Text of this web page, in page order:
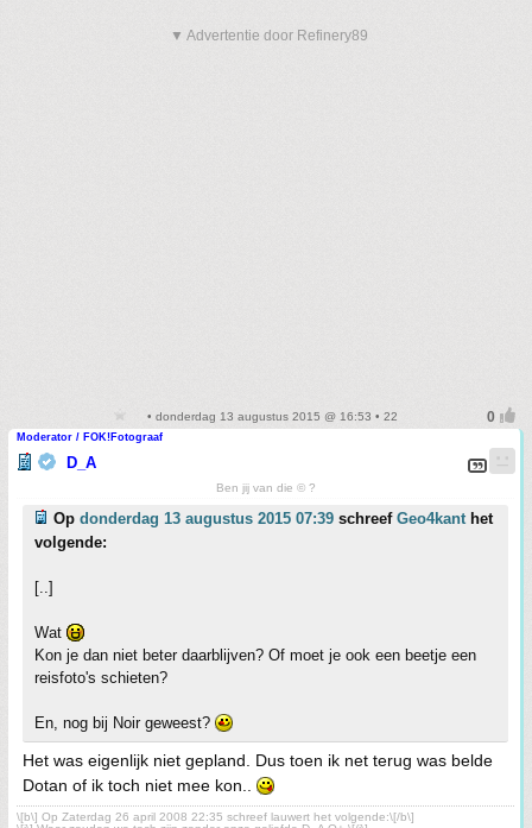
▼ Advertentie door Refinery89
• donderdag 13 augustus 2015 @ 16:53 • 22
Moderator / FOK!Fotograaf
D_A
Ben jij van die © ?
Op donderdag 13 augustus 2015 07:39 schreef Geo4kant het
volgende:
[..]
Wat
Kon je dan niet beter daarblijven? Of moet je ook een beetje een
reisfoto's schieten?
En, nog bij Noir geweest?
Het was eigenlijk niet gepland. Dus toen ik net terug was belde
Dotan of ik toch niet mee kon..
\[b\] Op Zaterdag 26 april 2008 22:35 schreef lauwert het volgende:\[/b\]